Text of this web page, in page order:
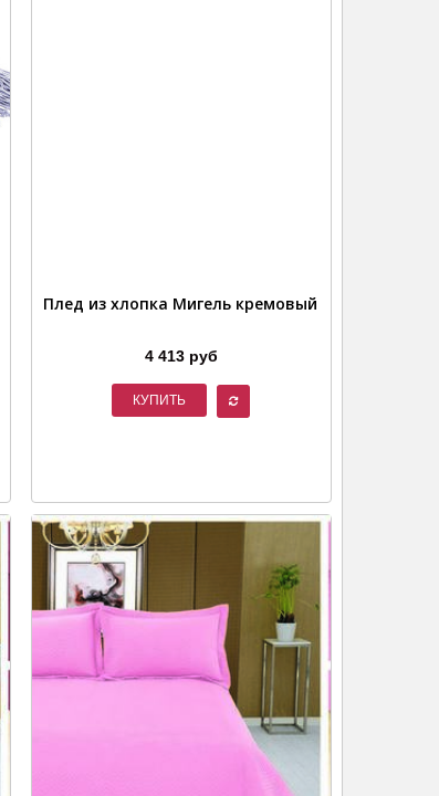
Плед из хлопка Мигель кремовый
4 413 руб
КУПИТЬ